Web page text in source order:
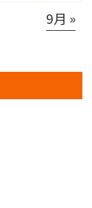
9月 »